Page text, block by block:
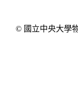
央大學物理演示